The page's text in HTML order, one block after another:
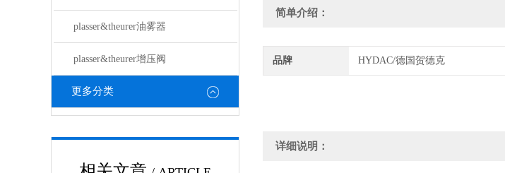
plasser&theurer油雾器
plasser&theurer增压阀
更多分类
简单介绍：
品牌 HYDAC/德国贺德克
详细说明：